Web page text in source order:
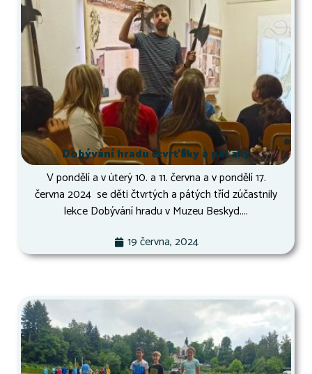
Dobývání hradu čtvrťáky a páťáky
V pondělí a v úterý 10. a 11. června a v pondělí 17.
června 2024 se děti čtvrtých a pátých tříd zúčastnily
lekce Dobývání hradu v Muzeu Beskyd....
19 června, 2024